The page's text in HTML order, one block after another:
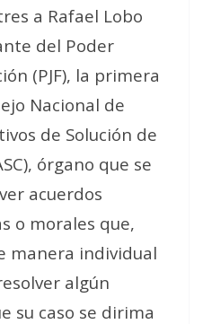
a Rafael Lobo
del Poder
(PJF), la primera
Nacional de
de Solución de
órgano que se
acuerdos
o morales que,
manera individual
algún
su caso se dirima